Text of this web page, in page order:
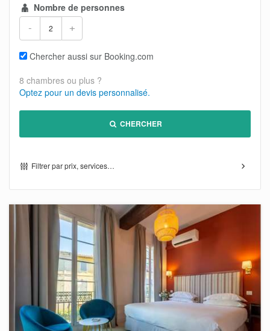
Nombre de personnes
- +
Chercher aussi sur Booking.com
8 chambres ou plus ?
Optez pour un devis personnalisé.
CHERCHER
Filtrer par prix, services…